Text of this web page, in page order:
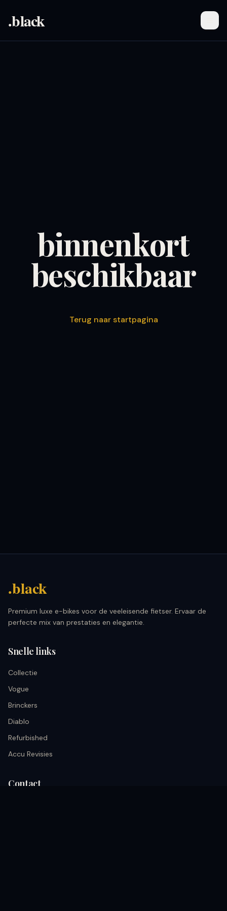
.black
binnenkort
beschikbaar
Terug naar startpagina
.black
Premium luxe e-bikes voor de veeleisende fietser. Ervaar de
perfecte mix van prestaties en elegantie.
Snelle links
Collectie
Vogue
Brinckers
Diablo
Refurbished
Accu Revisies
Contact